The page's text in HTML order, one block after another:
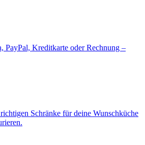
PayPal, Kreditkarte oder Rechnung –
Schränke für deine Wunschküche